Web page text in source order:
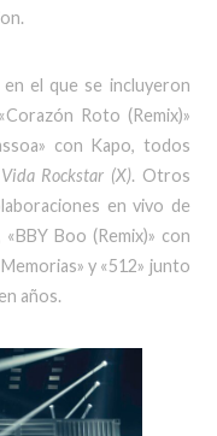
en el que se incluyeron
Roto (Remix)»
con Kapo, todos
Rockstar (X). Otros
en vivo de
«BBY Boo (Remix)» con
y «512» junto
años.